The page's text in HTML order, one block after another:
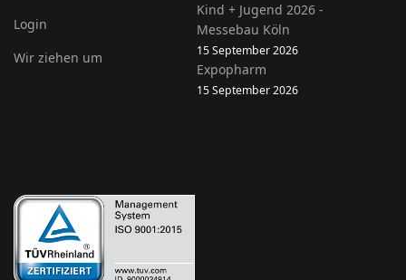
Login
Wir ziehen um
Kind + Jugend 2026 -
Messebau Köln
15 September 2026
Expopharm
15 September 2026